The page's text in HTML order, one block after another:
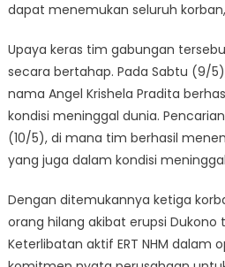
dapat menemukan seluruh
Upaya keras tim gabungan
secara bertahap. Pada Sabtu (9/
nama Angel Krishela Pradita
kondisi meninggal dunia.
(10/5), di mana tim berhasil
yang juga dalam kondisi
Dengan ditemukannya ketiga
orang hilang akibat erupsi Dukono
Keterlibatan aktif ERT NHM dalam